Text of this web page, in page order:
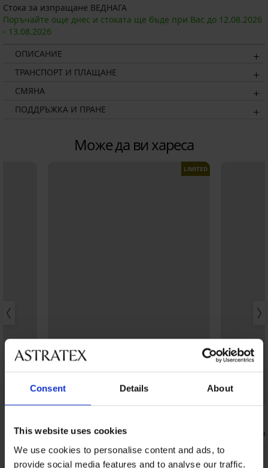
Consent Details About
This website uses cookies
We use cookies to personalise content and ads, to
provide social media features and to analyse our traffic.
Стока за изпращане ВЕДНАГА
Поръчайте още днес и стоката ще бъде при Вас до 12.08.2026
- 13.08.2026
ОПИСАНИЕ
ТРАНСПОРТ И ПЛАЩАНЕ
СМЯНА
ПОДДРЪЖКА И ПРАНЕ
Може да ви хареса
LIMITED
Дантелено боди Selmark Manuela
130,99 €
Стягащо